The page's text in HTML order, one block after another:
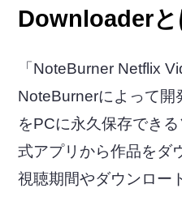
Downloaderと
「NoteBurner Netflix
NoteBurnerによって開
をPCに永久保存でき
式アプリから作品をダ
視聴期間やダウンロー